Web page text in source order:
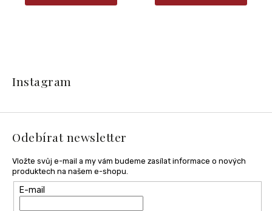
t
Instagram
Odebírat newsletter
Vložte svůj e-mail a my vám budeme zasílat informace o nových
produktech na našem e-shopu.
E-mail